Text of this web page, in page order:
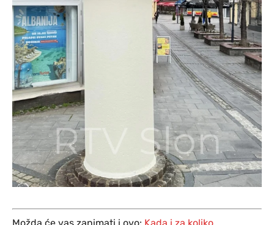
Možda će vas zanimati i ovo: Kada i za koliko